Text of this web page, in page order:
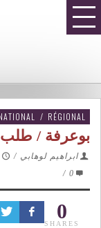
/ RÉGIONAL
بوعرفة / طلب
ابراهيم لوهابي /
0
/
0
SHARES